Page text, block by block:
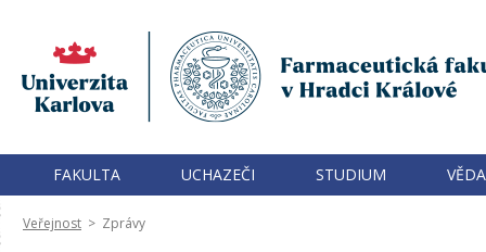
FAKULTA UCHAZEČI STUDIUM
Veřejnost > Zprávy